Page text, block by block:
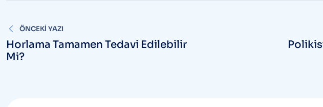
gezinmesi
ÖNCEKI YAZI
Horlama Tamamen Tedavi Edilebilir
Mi?